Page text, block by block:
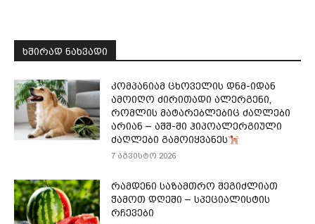
ᲮᲨᲘᲠᲐᲓ ᲜᲐᲮᲕᲐᲓᲘ
კომპანიამ ცხოველის დნმ-იდან
ამოიღო ძირითადი ალერგენი,
რომლის მატარებლებიც ძაღლები
არიან – აშშ-ში ჰიპოალერგიული
ძაღლები გამოიყვანეს
7 აგვისტო 2026
რამდენი საზამთრო შეგიძლიათ
ჭამოთ დღეში – სპეციალისტის
რჩევები